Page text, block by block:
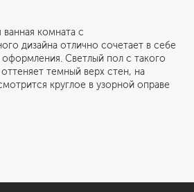
комната с
дизайна отлично сочетает в себе
Светлый пол с такого
темный верх стен, на
круглое в узорной оправе